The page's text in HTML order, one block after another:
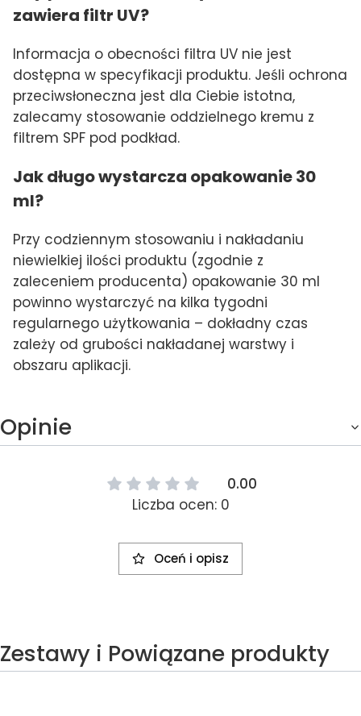
zawiera filtr UV?
Informacja o obecności filtra UV nie jest
dostępna w specyfikacji produktu. Jeśli ochrona
przeciwsłoneczna jest dla Ciebie istotna,
zalecamy stosowanie oddzielnego kremu z
filtrem SPF pod podkład.
Jak długo wystarcza opakowanie 30
ml?
Przy codziennym stosowaniu i nakładaniu
niewielkiej ilości produktu (zgodnie z
zaleceniem producenta) opakowanie 30 ml
powinno wystarczyć na kilka tygodni
regularnego użytkowania – dokładny czas
zależy od grubości nakładanej warstwy i
obszaru aplikacji.
Opinie
0.00
Liczba ocen: 0
Oceń i opisz
Zestawy i Powiązane produkty